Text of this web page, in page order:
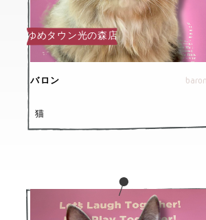
ゆめタウン光の森店
バロン
猫